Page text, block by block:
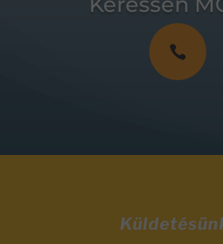
